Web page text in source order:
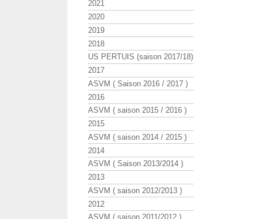
2021
2020
2019
2018
US PERTUIS (saison 2017/18)
2017
ASVM ( Saison 2016 / 2017 )
2016
ASVM ( saison 2015 / 2016 )
2015
ASVM ( saison 2014 / 2015 )
2014
ASVM ( Saison 2013/2014 )
2013
ASVM ( saison 2012/2013 )
2012
ASVM ( saison 2011/2012 )